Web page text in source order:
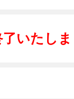
いたし